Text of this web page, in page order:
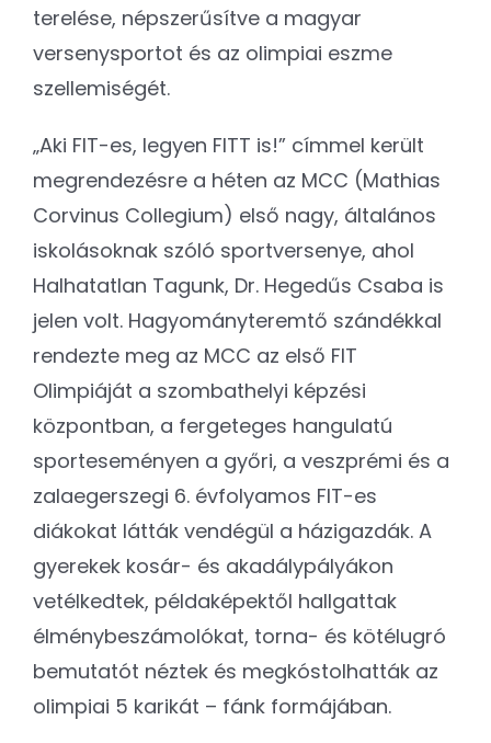
terelése, népszerűsítve a magyar
versenysportot és az olimpiai eszme
szellemiségét.
„Aki FIT-es, legyen FITT is!” címmel került
megrendezésre a héten az MCC (Mathias
Corvinus Collegium) első nagy, általános
iskolásoknak szóló sportversenye, ahol
Halhatatlan Tagunk, Dr. Hegedűs Csaba is
jelen volt. Hagyományteremtő szándékkal
rendezte meg az MCC az első FIT
Olimpiáját a szombathelyi képzési
központban, a fergeteges hangulatú
sporteseményen a győri, a veszprémi és a
zalaegerszegi 6. évfolyamos FIT-es
diákokat látták vendégül a házigazdák. A
gyerekek kosár- és akadálypályákon
vetélkedtek, példaképektől hallgattak
élménybeszámolókat, torna- és kötélugró
bemutatót néztek és megkóstolhatták az
olimpiai 5 karikát – fánk formájában.